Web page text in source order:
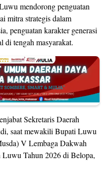
mendorong penguatan
mitra strategis dalam
penguatan karakter generasi
di tengah masyarakat.
Sekretaris Daerah
saat mewakili Bupati Luwu
V Lembaga Dakwah
Tahun 2026 di Belopa,